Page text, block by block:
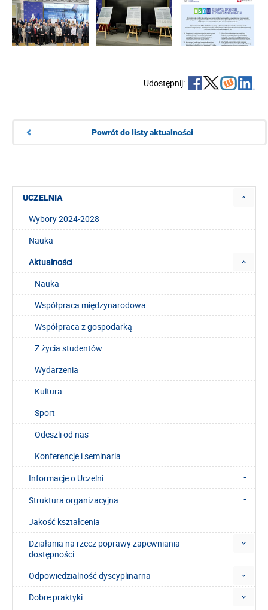
Udostępnij:
Powrót do listy aktualności
UCZELNIA
Wybory 2024-2028
Nauka
Aktualności
Nauka
Współpraca międzynarodowa
Współpraca z gospodarką
Z życia studentów
Wydarzenia
Kultura
Sport
Odeszli od nas
Konferencje i seminaria
Informacje o Uczelni
Struktura organizacyjna
Jakość kształcenia
Działania na rzecz poprawy zapewniania
dostępności
Odpowiedzialność dyscyplinarna
Dobre praktyki